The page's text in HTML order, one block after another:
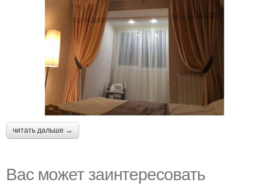
читать дальше →
Вас может заинтересовать